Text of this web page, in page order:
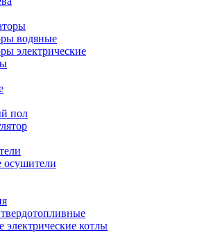
водяные
электрические
пол
электрические котлы